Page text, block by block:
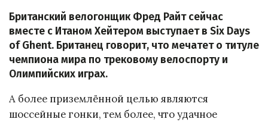
Британский велогонщик Фред Райт сейчас
вместе с Итаном Хейтером выступает в Six Days
of Ghent. Британец говорит, что мечатет о титуле
чемпиона мира по трековому велоспорту и
Олимпийских играх.
А более приземлённой целью являются
шоссейные гонки, тем более, что удачное